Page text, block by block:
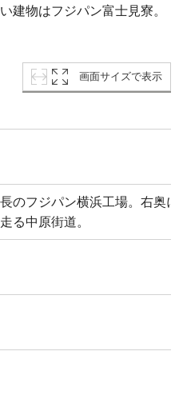
建物はフジパン富士見寮。
画面サイズで表示
のフジパン横浜工場。右奥
る中原街道。